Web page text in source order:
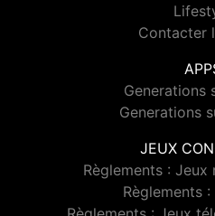
Contacter
Generations
Generations
JEUX
Règlements : Jeux
Règlements